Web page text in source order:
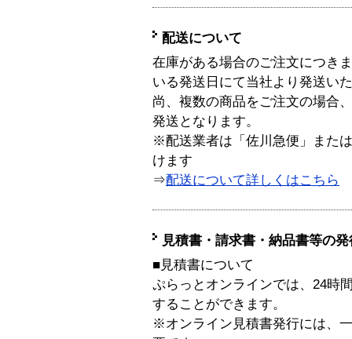
配送について
在庫がある場合のご注文につき
いる発送日にて当社より発送い
尚、複数の商品をご注文の場合
発送となります。
※配送業者は「佐川急便」また
けます
⇒配送について詳しくはこちら
見積書・請求書・納品書等の
■見積書について
ぷらっとオンラインでは、24時
することができます。
※オンライン見積書発行には、